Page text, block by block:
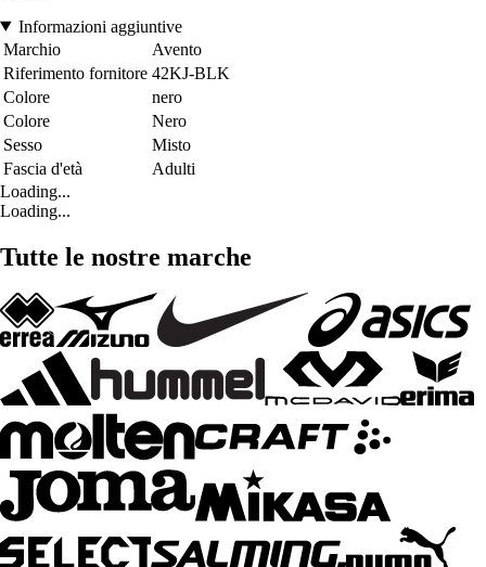
Informazioni aggiuntive
Marchio
Avento
Riferimento fornitore 42KJ-BLK
Colore
nero
Colore
Nero
Sesso
Misto
Fascia d'età
Adulti
Loading...
Loading...
Tutte le nostre marche